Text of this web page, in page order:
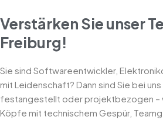
Verstärken Sie unser
Freiburg!
Sie sind Softwareentwickler,
mit Leidenschaft? Dann sind Sie bei
festangestellt oder projektbezogen –
Köpfe mit technischem Gespür,